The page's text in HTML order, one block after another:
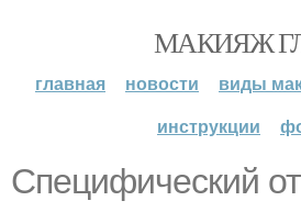
МАКИЯЖ
главная новости виды
инструкции
Специфический